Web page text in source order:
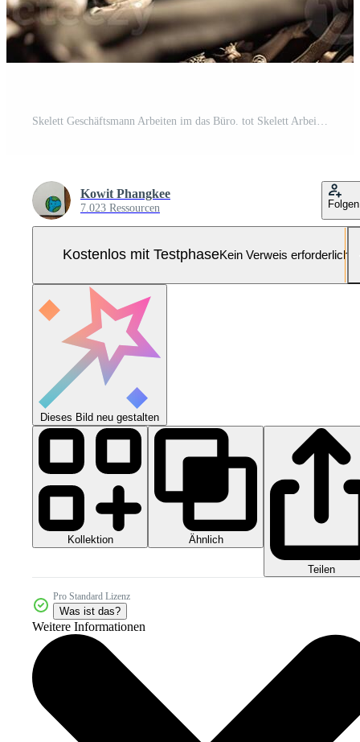
Kowit Phangkee
7.023 Ressourcen Folgen
Kostenlos mit TestphaseKein Verweis erforderlich
Dieses Bild neu gestalten
Kollektion Ähnlich
Teilen
Pro Standard Lizenz
Was ist das?
Weitere Informationen